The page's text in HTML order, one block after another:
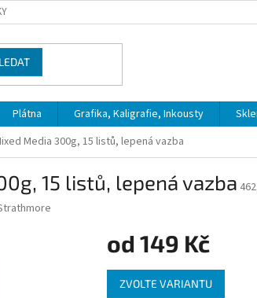
Plátna Grafika, Kaligrafie, Inkousty
Media 300g, 15 listů, lepená vazba
15 listů, lepená vazba
od 149 Kč
Měrná
cena:
ZVOLTE VARIANTU